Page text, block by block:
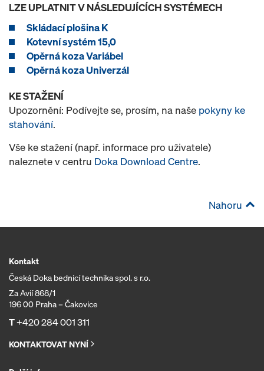
LZE UPLATNIT V NÁSLEDUJÍCÍCH SYSTÉMECH
Skládací plošina K
Kotevní systém 15,0
Opěrná koza Variábel
Opěrná koza Univerzál
KE STAŽENÍ
Upozornění: Podívejte se, prosím, na naše pokyny ke
stahování.
Vše ke stažení (např. informace pro uživatele)
naleznete v centru Doka Download Centre.
Nahoru
Kontakt
Česká Doka bednicí technika spol. s r.o.
Za Avií 868/1
196 00 Praha – Čakovice
T+420 284 001 311
KONTAKTOVAT NYNÍ